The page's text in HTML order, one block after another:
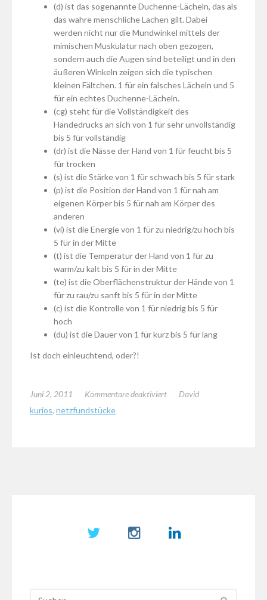
(d) ist das sogenannte Duchenne-Lächeln, das als
das wahre menschliche Lachen gilt. Dabei
werden nicht nur die Mundwinkel mittels der
mimischen Muskulatur nach oben gezogen,
sondern auch die Augen sind beteiligt und in den
äußeren Winkeln zeigen sich die typischen
kleinen Fältchen. 1 für ein falsches Lächeln und 5
für ein echtes Duchenne-Lächeln.
(cg) steht für die Vollständigkeit des
Händedrucks an sich von 1 für sehr unvollständig
bis 5 für vollständig
(dr) ist die Nässe der Hand von 1 für feucht bis 5
für trocken
(s) ist die Stärke von 1 für schwach bis 5 für stark
(p) ist die Position der Hand von 1 für nah am
eigenen Körper bis 5 für nah am Körper des
anderen
(vi) ist die Energie von 1 für zu niedrig/zu hoch bis
5 für in der Mitte
(t) ist die Temperatur der Hand von 1 für zu
warm/zu kalt bis 5 für in der Mitte
(te) ist die Oberflächenstruktur der Hände von 1
für zu rau/zu sanft bis 5 für in der Mitte
(c) ist die Kontrolle von 1 für niedrig bis 5 für
hoch
(du) ist die Dauer von 1 für kurz bis 5 für lang
Ist doch einleuchtend, oder?!
Juni 2, 2011 Kommentare deaktiviertfür
David
kurios, netzfundstücke